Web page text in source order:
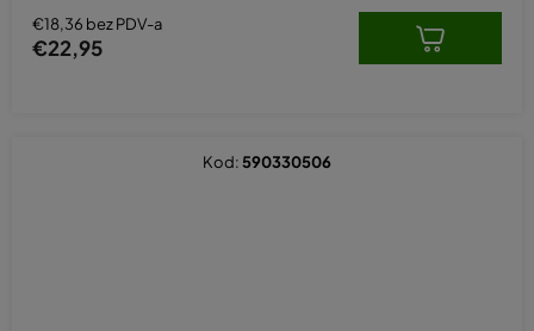
€18,36 bez PDV-a
€22,95
Kod: 590330506